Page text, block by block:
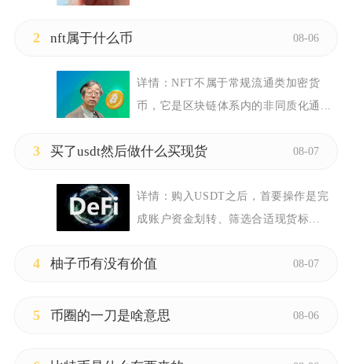
2 nft属于什么币 08-06
详情：NFT不属于常规流通类加密货
币，它是区块链体系内的非同质化通...
3 买了usdt然后做什么买现货 08-07
详情： 购入USDT之后，首要操作是完
成账户资金划转、筛选合适现货标...
4 柚子币有没有价值 08-07
5 币圈的一刀是啥意思 08-06